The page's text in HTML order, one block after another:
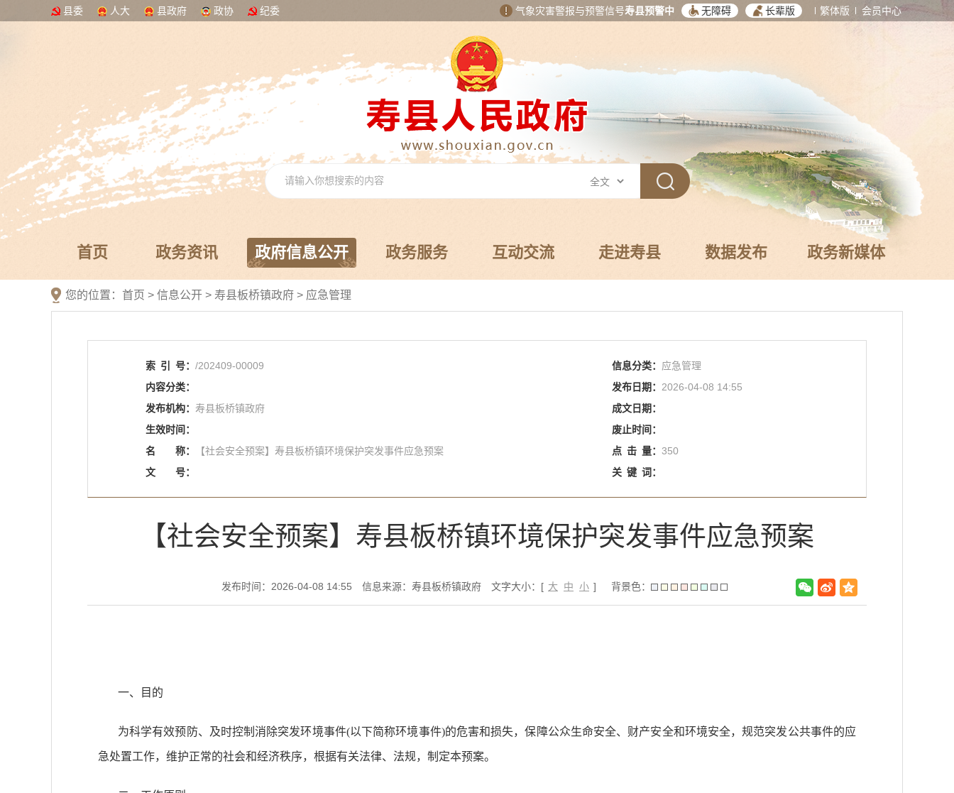
县委 人大 县政府 政协 纪委 气象灾害警报与预警信号寿县预警中 无障碍 长辈版 繁体版 会员中心
首页 政务资讯 政府信息公开 政务服务 互动交流 走进寿县 数据发布 政务新媒体
您的位置： 首页 > 信息公开 > 寿县板桥镇政府 > 应急管理
索 引 号： /202409-00009 信息分类： 应急管理
内容分类：
发布日期： 2026-04-08 14:55
发布机构： 寿县板桥镇政府
成文日期：
生效时间：
废止时间：
名
称： 【社会安全预案】寿县板桥镇环境保护突发事件应急预案 点 击 量： 350
文
号： 关 键 词：
【社会安全预案】寿县板桥镇环境保护突发事件应急预案
发布时间：2026-04-08 14:55 信息来源：寿县板桥镇政府 文字大小：[ 大 中 小 ] 背景色：
一、目的
为科学有效预防、及时控制消除突发环境事件(以下简称环境事件)的危害和损失，保障公众生命安全、财产安全和环境安全，规范突发公共事件的应
急处置工作，维护正常的社会和经济秩序，根据有关法律、法规，制定本预案。